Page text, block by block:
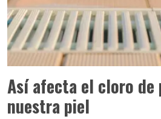
Así afecta el cloro de
nuestra piel